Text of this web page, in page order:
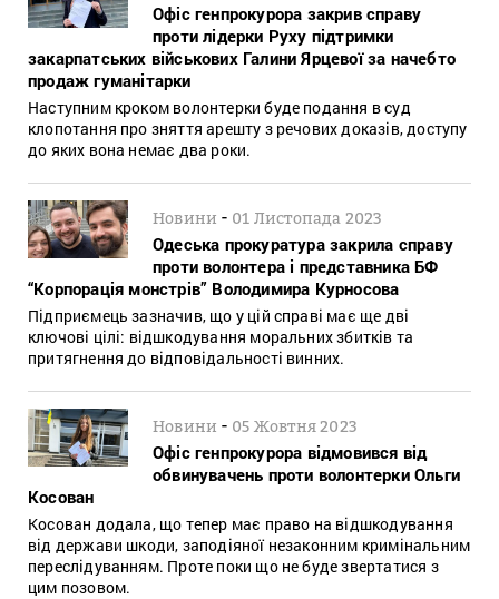
Офіс генпрокурора закрив справу
проти лідерки Руху підтримки
закарпатських військових Галини Ярцевої за начебто
продаж гуманітарки
Наступним кроком волонтерки буде подання в суд
клопотання про зняття арешту з речових доказів, доступу
до яких вона немає два роки.
Новини - 01 Листопада 2023
Одеська прокуратура закрила справу
проти волонтера і представника БФ
“Корпорація монстрів” Володимира Курносова
Підприємець зазначив, що у цій справі має ще дві
ключові цілі: відшкодування моральних збитків та
притягнення до відповідальності винних.
Новини - 05 Жовтня 2023
Офіс генпрокурора відмовився від
обвинувачень проти волонтерки Ольги
Косован
Косован додала, що тепер має право на відшкодування
від держави шкоди, заподіяної незаконним кримінальним
переслідуванням. Проте поки що не буде звертатися з
цим позовом.